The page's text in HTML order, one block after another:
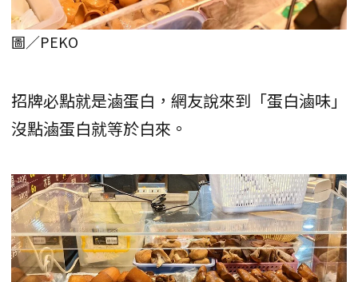
圖／PEKO
招牌必點就是滷蛋白，網友說來到「蛋白滷味」
沒點滷蛋白就等於白來。